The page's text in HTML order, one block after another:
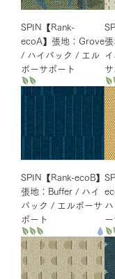
SPIN【Rank-
ecoA】張地：Grove
/ ハイバック / エル
ボーサポート
SPIN【Rank-ecoB】
張地：Buffer / ハイ
バック / エルボーサ
ポート